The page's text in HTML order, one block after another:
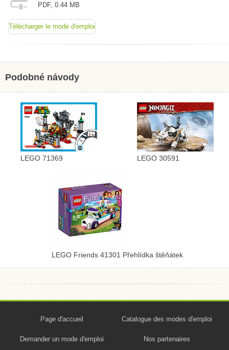
PDF, 0.44 MB
Télécharger le mode d'emploi
Podobné návody
LEGO 71369 LEGO 30591
LEGO Friends 41301 Přehlídka štěňátek
Page d'accueil Catalogue des modes d'emploi
Demander un mode d'emploi Nos partenaires